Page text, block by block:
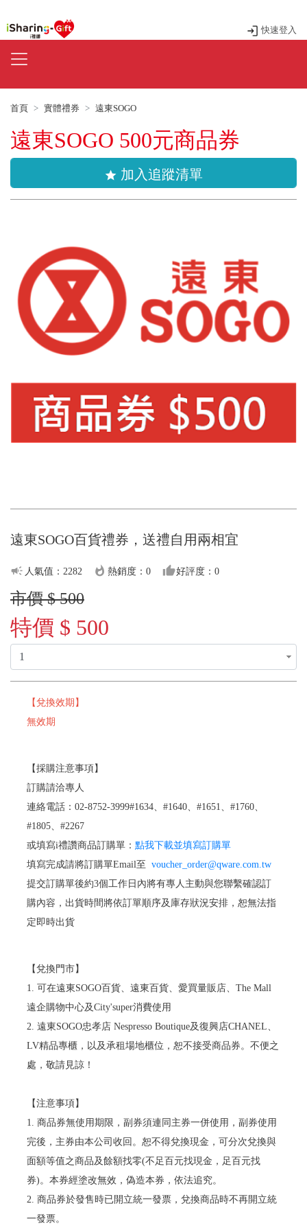
快速登入
首頁 實體禮券 遠東SOGO
遠東SOGO 500元商品券
star 加入追蹤清單
遠東SOGO百貨禮券，送禮自用兩相宜
campaign 人氣值：2282 whatshot 熱銷度：0 thumb_up好評度：0
市價 $ 500
特價 $ 500
【兌換效期】
無效期
【採購注意事項】
訂購請洽專人
連絡電話：02-8752-3999#1634、#1640、#1651、#1760、
#1805、#2267
或填寫i禮讚商品訂購單： 點我下載並填寫訂購單
填寫完成請將訂購單Email至 voucher_order@qware.com.tw
提交訂購單後約3個工作日內將有專人主動與您聯繫確認訂
購內容，出貨時間將依訂單順序及庫存狀況安排，恕無法指
定即時出貨
【兌換門市】
1. 可在遠東SOGO百貨、遠東百貨、愛買量販店、The Mall
遠企購物中心及City'super消費使用
2. 遠東SOGO忠孝店 Nespresso Boutique及復興店CHANEL、
LV精品專櫃，以及承租場地櫃位，恕不接受商品券。不便之
處，敬請見諒！
【注意事項】
1. 商品券無使用期限，副券須連同主券一併使用，副券使用
完後，主券由本公司收回。恕不得兌換現金，可分次兌換與
面額等值之商品及餘額找零(不足百元找現金，足百元找
券)。本券經塗改無效，偽造本券，依法追究。
2. 商品券於發售時已開立統一發票，兌換商品時不再開立統
一發票。